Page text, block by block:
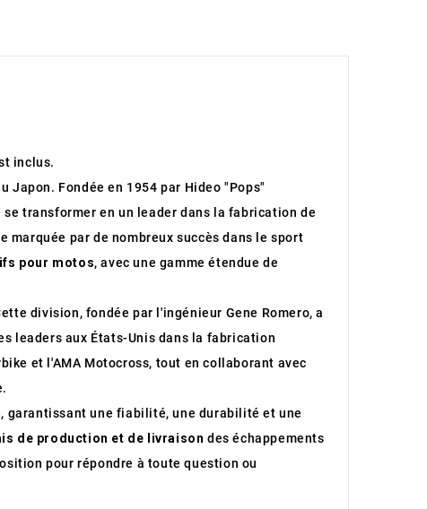
inclus.
Japon. Fondée en 1954 par Hideo "Pops"
transformer en un leader dans la fabrication de
par de nombreux succès dans le sport
pour motos, avec une gamme étendue de
division, fondée par l'ingénieur Gene Romero, a
leaders aux États-Unis dans la fabrication
et l'AMA Motocross, tout en collaborant avec
garantissant une fiabilité, une durabilité et une
de production et de livraison des échappements
pour répondre à toute question ou